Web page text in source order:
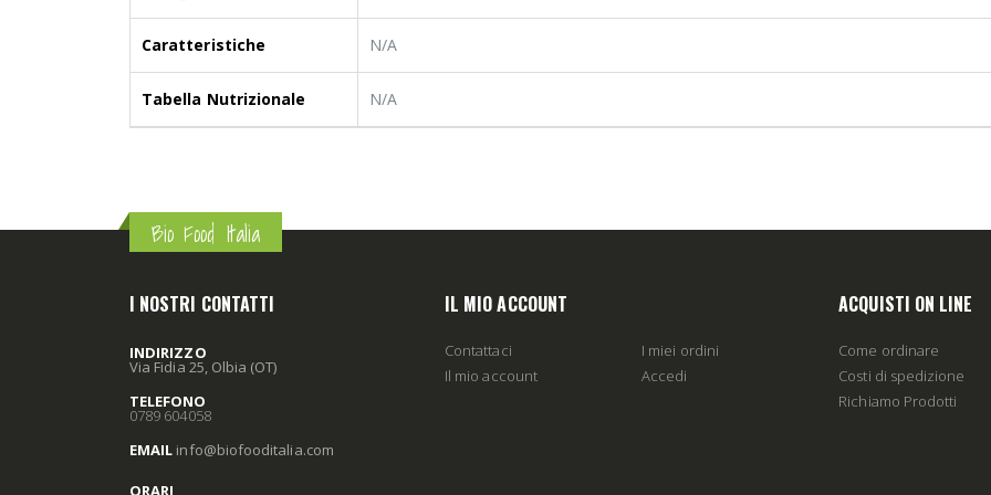
Caratteristiche N/A
Tabella Nutrizionale N/A
Bio Food Italia
I NOSTRI CONTATTI
INDIRIZZO
Via Fidia 25, Olbia (OT)
TELEFONO
0789 604058
EMAIL info@biofooditalia.com
ORARI
IL MIO ACCOUNT
Contattaci
Il mio account
I miei ordini
Accedi
ACQUISTI ON LINE
Come ordinare
Costi di spedizione
Richiamo Prodotti